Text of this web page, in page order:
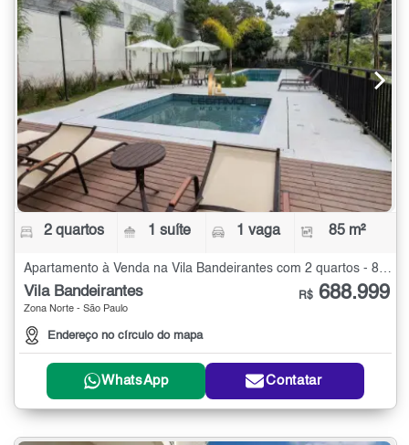
2 quartos 1 suíte 1 vaga 85 m²
Vila Bandeirantes
Zona Norte - São Paulo
Endereço no círculo do mapa
R$ 688.999
WhatsApp Contatar